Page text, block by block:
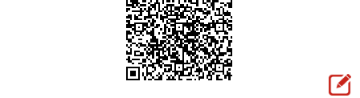
法人服务